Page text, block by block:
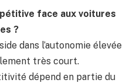
face aux voitures
?
dans l’autonomie élevée
très court.
dépend en partie du